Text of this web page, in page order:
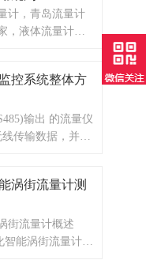
计，青岛流量计
，液体流量计厂
控系统整体方
输出 的流量仪
传输数据，并具
涡街流量计测
街流量计概述
智能涡街流量计是